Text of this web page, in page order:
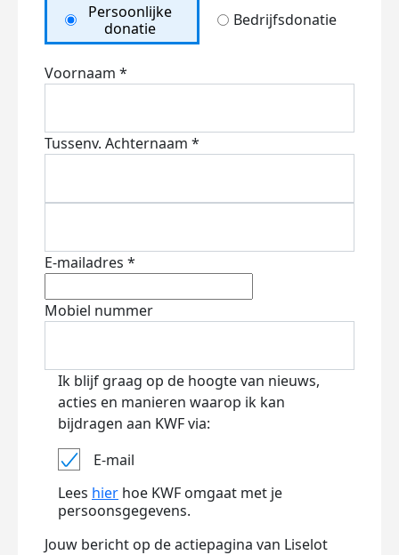
Persoonlijke
donatie
Bedrijfsdonatie
Voornaam *
Tussenv. Achternaam *
E-mailadres *
Mobiel nummer
Ik blijf graag op de hoogte van nieuws,
acties en manieren waarop ik kan
bijdragen aan KWF via:
E-mail
Lees hier hoe KWF omgaat met je
persoonsgegevens.
Jouw bericht op de actiepagina van Liselot